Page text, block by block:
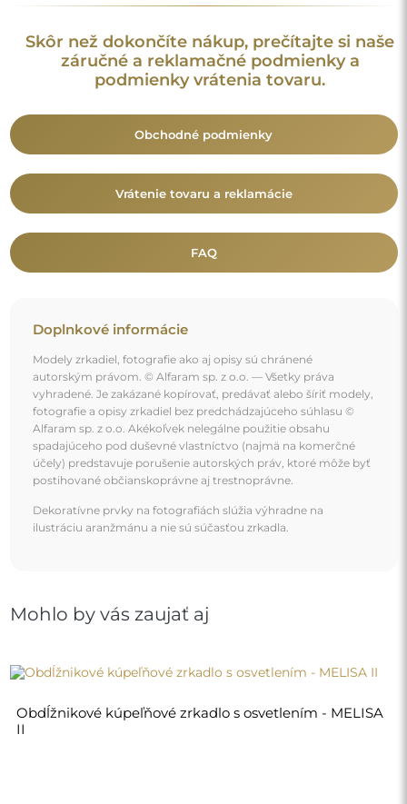
Skôr než dokončíte nákup, prečítajte si naše
záručné a reklamačné podmienky a
podmienky vrátenia tovaru.
Obchodné podmienky
Vrátenie tovaru a reklamácie
FAQ
Doplnkové informácie
Modely zrkadiel, fotografie ako aj opisy sú chránené
autorským právom. © Alfaram sp. z o.o. — Všetky práva
vyhradené. Je zakázané kopírovať, predávať alebo šíriť modely,
fotografie a opisy zrkadiel bez predchádzajúceho súhlasu ©
Alfaram sp. z o.o. Akékoľvek nelegálne použitie obsahu
spadajúceho pod duševné vlastníctvo (najmä na komerčné
účely) predstavuje porušenie autorských práv, ktoré môže byť
postihované občianskoprávne aj trestnoprávne.
Dekoratívne prvky na fotografiách slúžia výhradne na
ilustráciu aranžmánu a nie sú súčasťou zrkadla.
Mohlo by vás zaujať aj
Obdĺžnikové kúpeľňové zrkadlo s osvetlením - MELISA
II